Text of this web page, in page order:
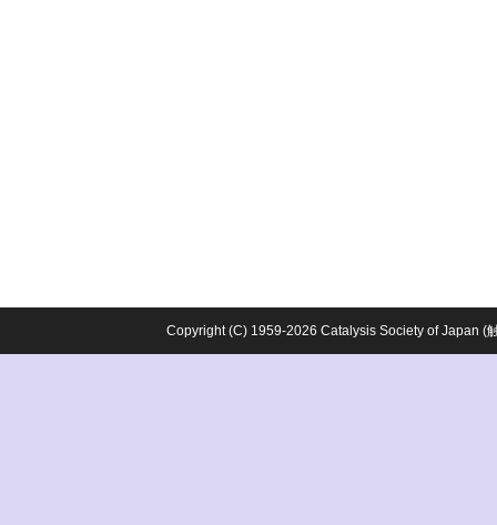
Copyright (C) 1959-2026 Catalysis Society of Japan (